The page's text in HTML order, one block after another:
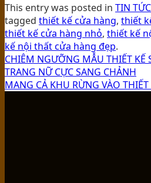
This entry was posted in TIN
tagged thiết kế cửa hàng, thiết
thiết kế cửa hàng nhỏ, thiết kế
kế nội thất cửa hàng đẹp.
CHIÊM NGƯỠNG MẪU THIẾT
TRANG NỮ CỰC SANG CHẢNH
MANG CẢ KHU RỪNG VÀO THIẾT